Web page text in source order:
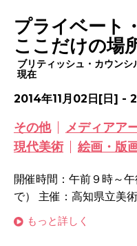
プライベート
ここだけの場
ブリティッシュ・カウン
現在
2014年11月02日[日] -
その他 メディアア
現代美術
絵画・版
開催時間：午前９時～
で） 主催：高知県立美
もっと詳しく